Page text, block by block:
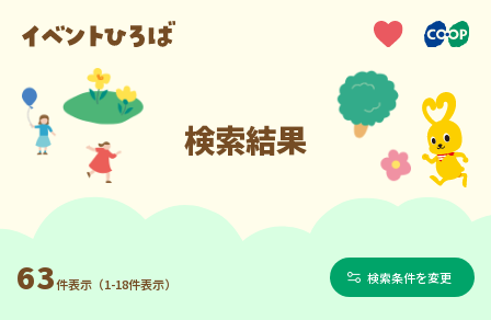
検索結果
63件表示（1-18件表示） 検索条件を変更